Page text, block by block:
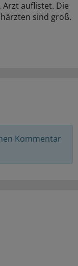
Arzt auflistet. Die
sind groß.
Kommentar